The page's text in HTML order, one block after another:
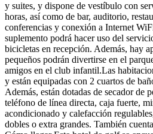
y suites, y dispone de vestíbulo con
horas, así como de bar, auditorio,
conferencias y conexión a Internet
suplemento podrá hacer uso del
bicicletas en recepción. Además, hay
pequeños podrán divertirse en el
amigos en el club infantil.Las
y están equipadas con 2 cuartos de
Además, están dotadas de secador de
teléfono de línea directa, caja fuerte,
acondicionado y calefacción
dobles o extra grandes. También